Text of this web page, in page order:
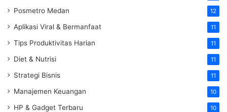
Posmetro Medan 12
Aplikasi Viral & Bermanfaat 11
Tips Produktivitas Harian 11
Diet & Nutrisi 11
Strategi Bisnis 11
Manajemen Keuangan 10
HP & Gadget Terbaru 10